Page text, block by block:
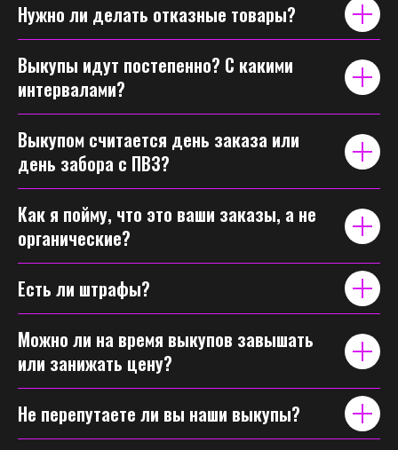
Нужно ли делать отказные товары?
Выкупы идут постепенно? С какими
интервалами?
Выкупом считается день заказа или
день забора с ПВЗ?
Как я пойму, что это ваши заказы, а не
органические?
Есть ли штрафы?
Можно ли на время выкупов завышать
или занижать цену?
Не перепутаете ли вы наши выкупы?